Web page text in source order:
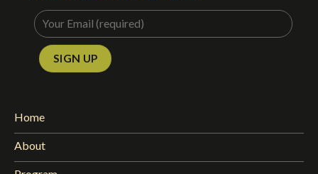
Home
About